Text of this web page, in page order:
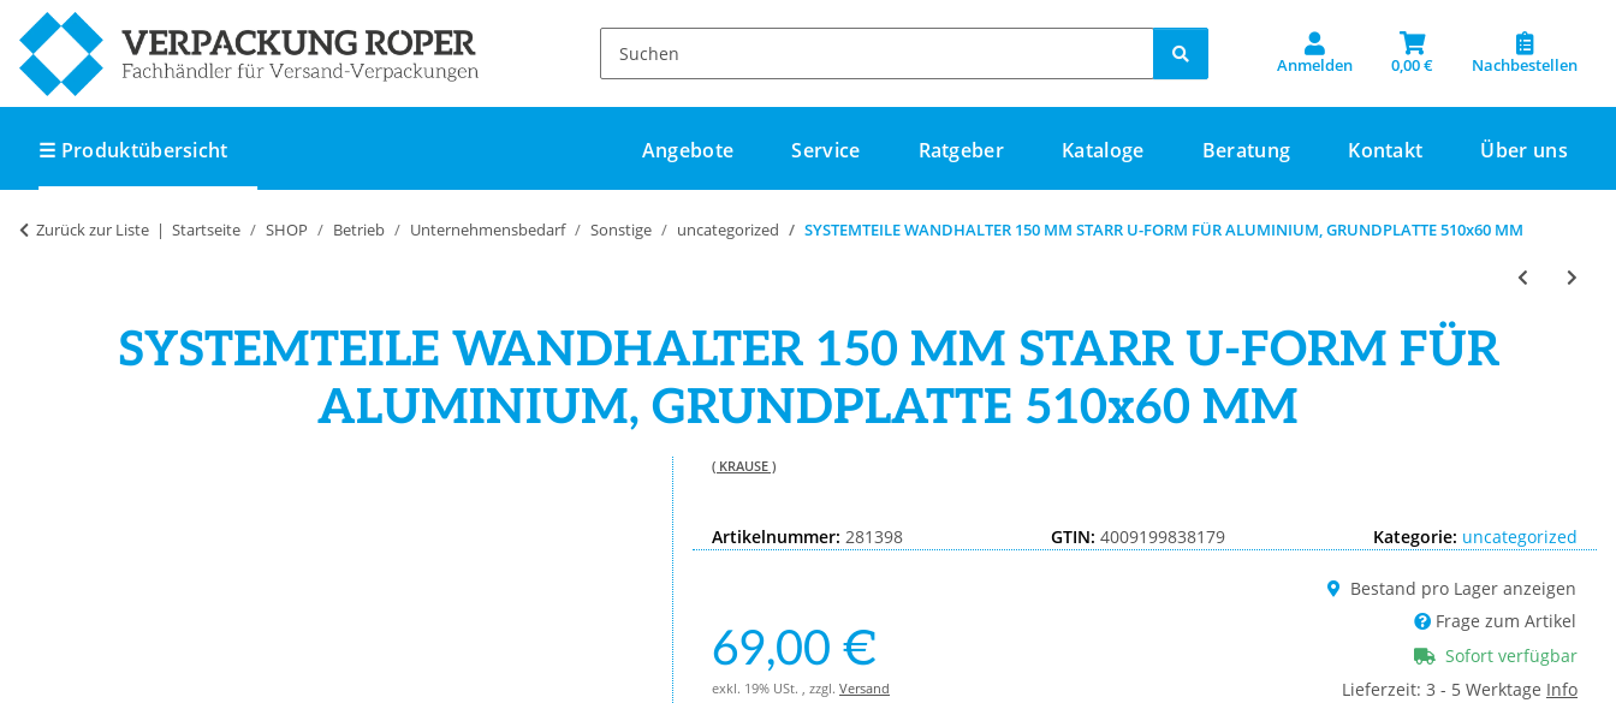
Anmelden 0,00 € Nachbestellen
☰ Produktübersicht Angebote Service Ratgeber Kataloge Beratung Kontakt Über uns
Zurück zur Liste Startseite SHOP Betrieb Unternehmensbedarf Sonstige uncategorized SYSTEMTEILE WANDHALTER 150 MM STARR U-FORM FÜR ALUMINIUM, GRUNDPLATTE 510x60 MM
SYSTEMTEILE WANDHALTER 150 MM STARR U-FORM FÜR
ALUMINIUM, GRUNDPLATTE 510x60 MM
( KRAUSE )
Artikelnummer: 281398 GTIN: 4009199838179 Kategorie: uncategorized
69,00 €
exkl. 19% USt. , zzgl. Versand
Bestand pro Lager anzeigen
Frage zum Artikel
Sofort verfügbar
Lieferzeit: 3 - 5 Werktage Info